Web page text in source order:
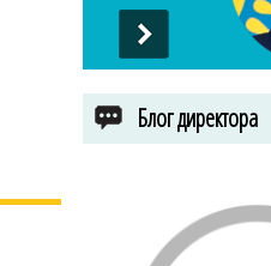
Блог директора